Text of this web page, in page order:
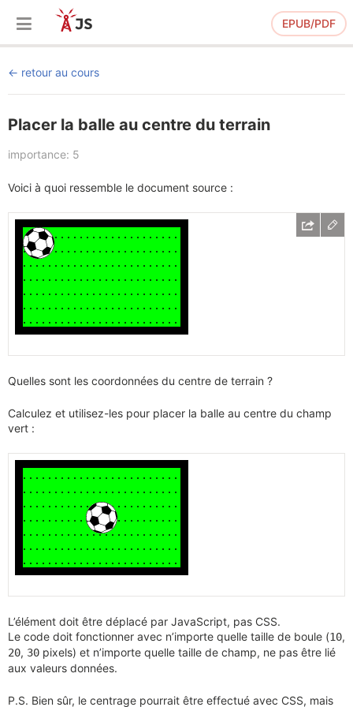
EPUB/PDF
retour au cours
Placer la balle au centre du terrain
importance: 5
Voici à quoi ressemble le document source :
Quelles sont les coordonnées du centre de terrain ?
Calculez et utilisez-les pour placer la balle au centre du champ
vert :
L’élément doit être déplacé par JavaScript, pas CSS.
Le code doit fonctionner avec n’importe quelle taille de boule (10,
20, 30 pixels) et n’importe quelle taille de champ, ne pas être lié
aux valeurs données.
P.S. Bien sûr, le centrage pourrait être effectué avec CSS, mais